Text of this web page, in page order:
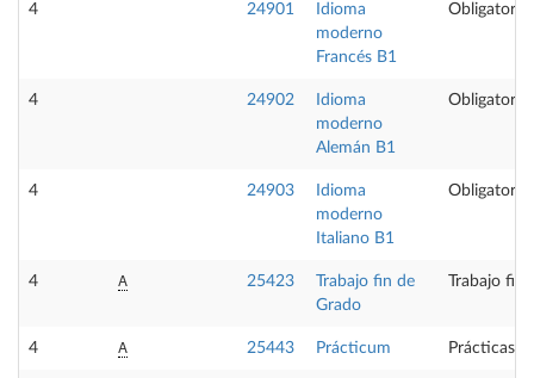
4 24901
Idioma
moderno
Francés B1
Obligatoria
4 24902
Idioma
moderno
Alemán B1
Obligatoria
4 24903
Idioma
moderno
Italiano B1
Obligatoria
4 A 25423
Trabajo fin de
Grado
Trabajo fin
4 A 25443 Prácticum Prácticas